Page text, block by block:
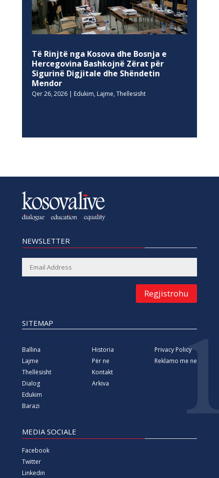
Të Rinjtë nga Kosova dhe Bosnja e
Hercegovina Bashkojnë Zërat për
Sigurinë Digjitale dhe Shëndetin
Mendor
Qer 26, 2026| Edukim, Lajme, Thellesisht
NEWSLETTER
Regjistrohu
SITEMAP
Ballina
Lajme
Thellësisht
Dialog
Edukim
Barazi
Historia
Për ne
Kontakt
Arkiva
Privacy Policy
Reklamo me ne
MEDIA SOCIALE
Facebook
Twitter
Linkedin